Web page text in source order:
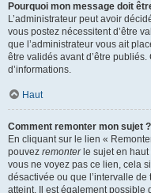
Pourquoi mon message doit
L’administrateur peut avoir
vous postez nécessitent d’être
que l’administrateur vous ait
être validés avant d’être
d’informations.
Haut
Comment remonter mon sujet ?
En cliquant sur le lien «
pouvez remonterle sujet en haut
vous ne voyez pas ce lien, cela
désactivée ou que l’intervalle
atteint. Il est également possible